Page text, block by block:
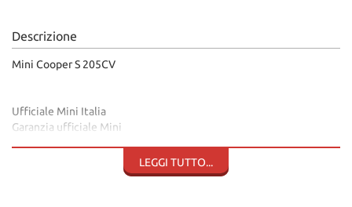
Descrizione
Mini Cooper S 205CV
Ufficiale Mini Italia
Garanzia ufficiale Mini
LEGGI TUTTO...